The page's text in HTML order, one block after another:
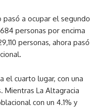
pasó a ocupar el segundo
personas por encima
personas, ahora pasó
el cuarto lugar, con una
Mientras La Altagracia
con un 4.1% y